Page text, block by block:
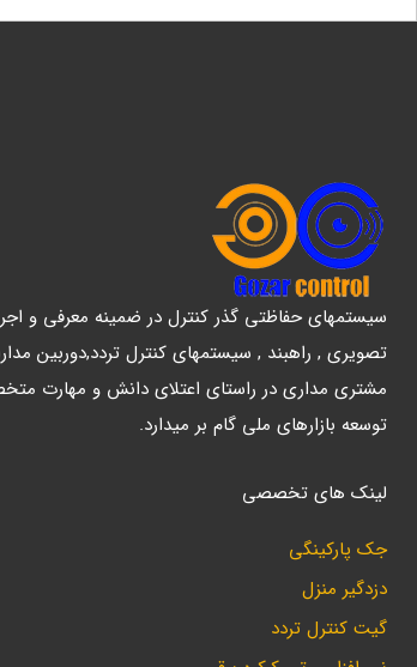
سیستمهای حفاظتی گذر کنترل در ضمینه معرفی و
تصویری , راهبند , سیستمهای کنترل تردد,دوربین
مشتری مداری در راستای اعتلای دانش و مهارت
توسعه بازارهای ملی گام بر میدارد.
لینک های تخصصی
جک پارکینگی
دزدگیر منزل
گیت کنترل تردد